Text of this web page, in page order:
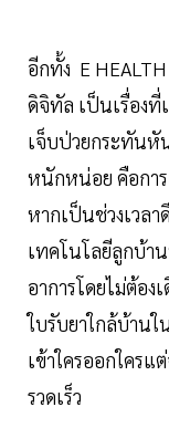
อีกทั้ง E
ดิจิทัล เป็นเรื่องที่
เจ็บป่วยกระทันหั
หนักหน่อย คือการ
หากเป็นช่วงเวล
เทคโนโลยีลูกบ้า
อาการโดยไม่ต้อง
ใบรับยาใกล้บ้าน
เข้าใครออกใครแ
รวดเร็ว